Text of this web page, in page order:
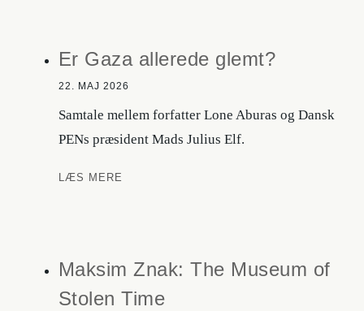
Er Gaza allerede glemt?
22. MAJ 2026
Samtale mellem forfatter Lone Aburas og Dansk
PENs præsident Mads Julius Elf.
LÆS MERE
Maksim Znak: The Museum of
Stolen Time